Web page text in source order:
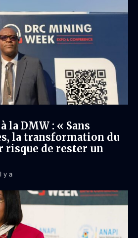
la DMW : « Sans
la transformation du
risque de rester un
y a